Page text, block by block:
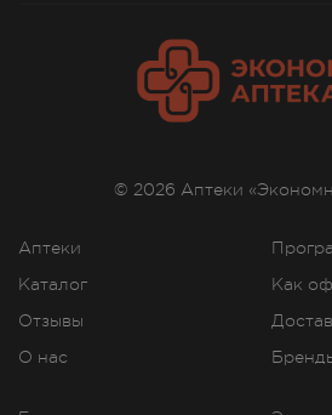
Аптеки
Каталог
Отзывы
О нас
Как
© 2026 Аптеки